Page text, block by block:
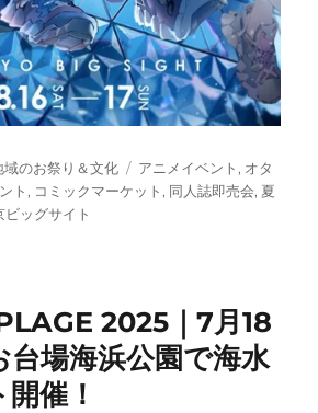
域のお祭り＆文化
タ
グ
アニメイベント , オタ
ト , コミックマーケット , 同人誌即売会, 夏
ビッグサイト
2025｜7月18
台場海浜公園で海水
催！